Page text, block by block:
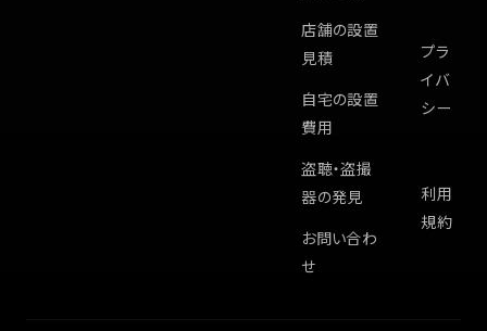
店舗の設置
見積
自宅の設置
費用
盗聴・盗撮
器の発見
お問い合わ
せ
プラ
イバ
シー
利用
規約